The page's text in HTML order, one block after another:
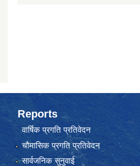
Reports
वार्षिक प्रगति प्रतिवेदन
चौमासिक प्रगति प्रतिवेदन
सार्वजनिक सुनुवाई